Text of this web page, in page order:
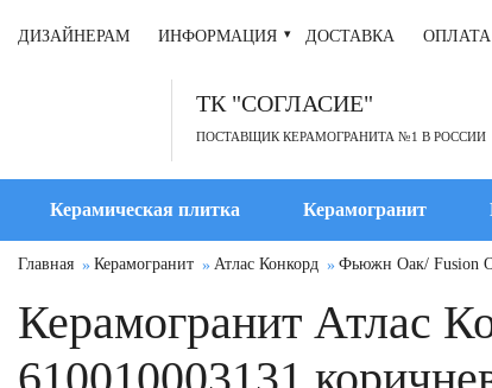
ДИЗАЙНЕРАМ ИНФОРМАЦИЯ ДОСТАВКА ОПЛАТА
ТК "СОГЛАСИЕ"
ПОСТАВЩИК КЕРАМОГРАНИТА №1 В РОССИИ
Керамическая плитка Керамогранит
Главная Керамогранит Атлас Конкорд Фьюжн Оак/ Fusion
Керамогранит Атлас